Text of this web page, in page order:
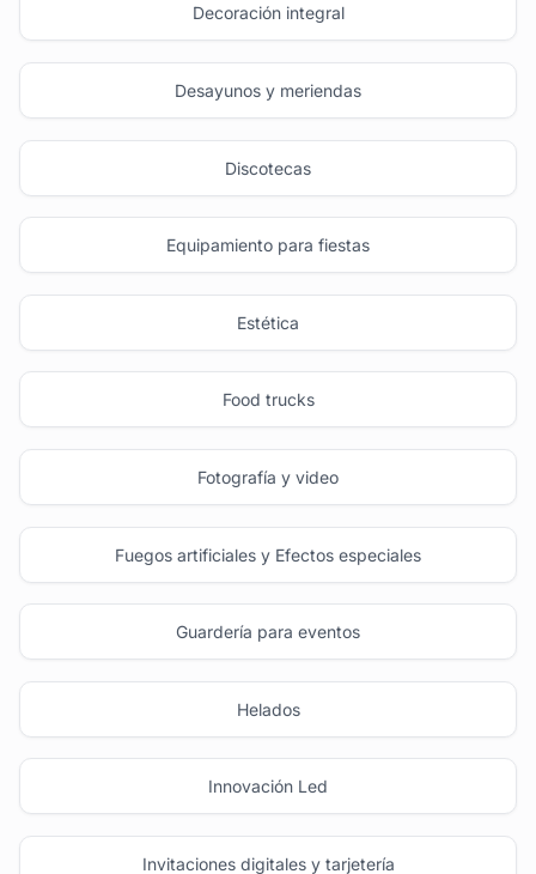
Decoración integral
Desayunos y meriendas
Discotecas
Equipamiento para fiestas
Estética
Food trucks
Fotografía y video
Fuegos artificiales y Efectos especiales
Guardería para eventos
Helados
Innovación Led
Invitaciones digitales y tarjetería